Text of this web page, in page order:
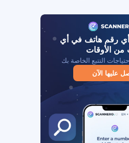
أي رقم هاتف في أي
الأوقات
التتبع الخاصة بك
عليها الآن